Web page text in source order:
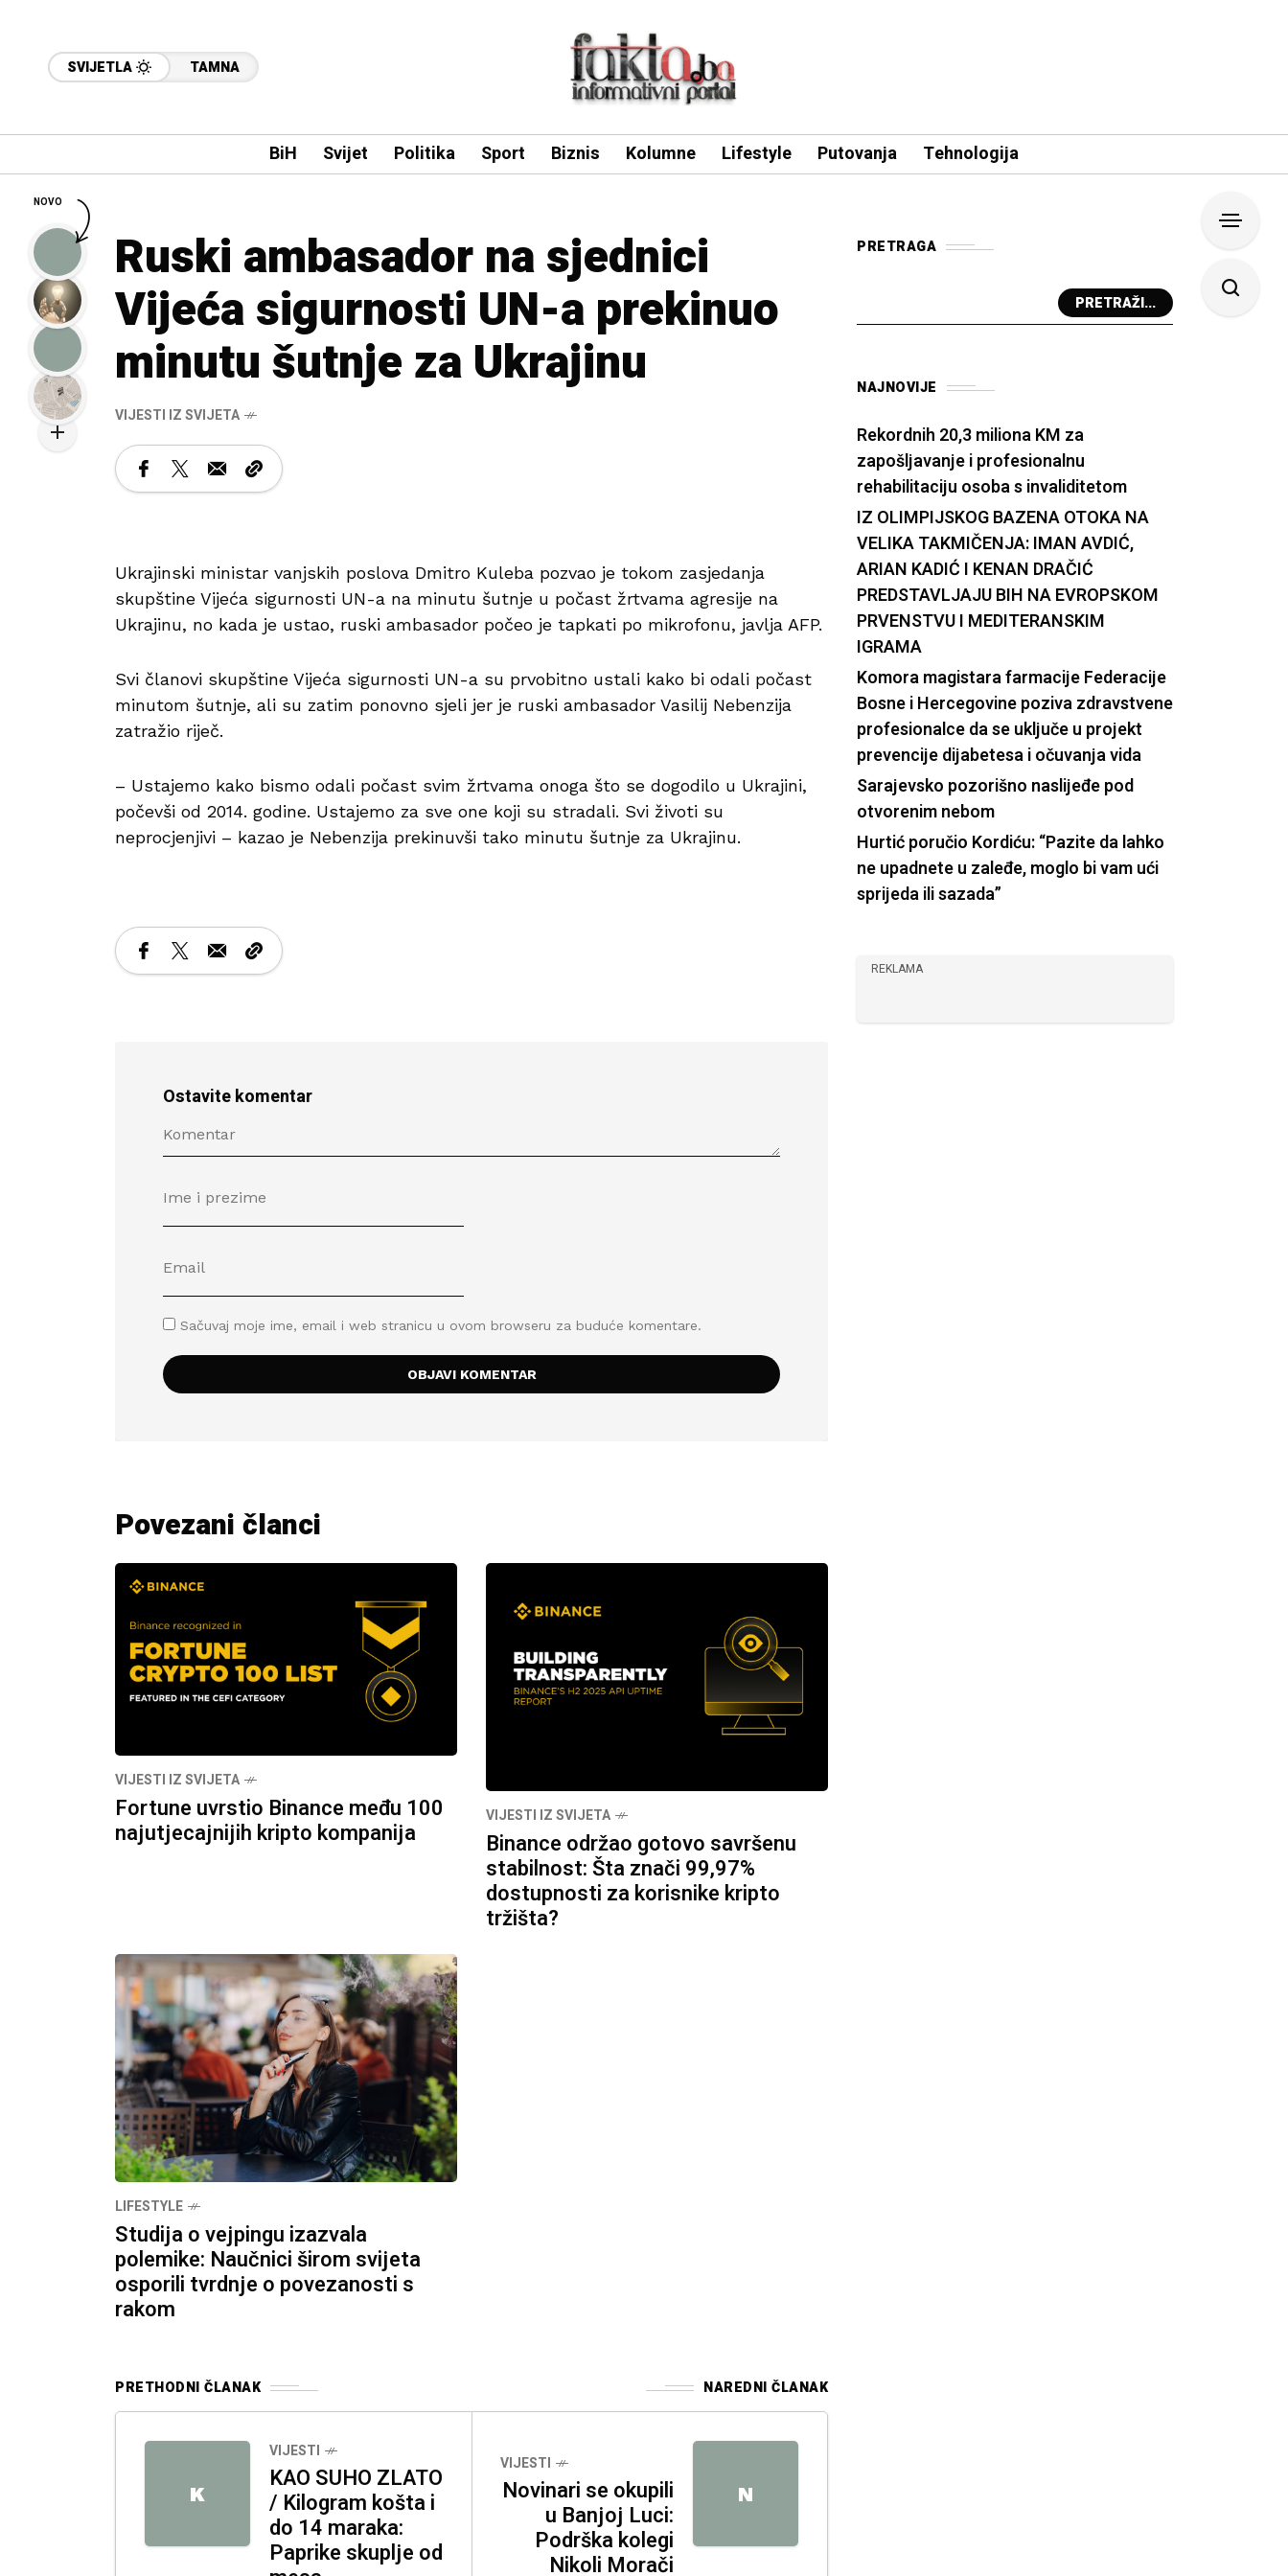
SVIJETLA TAMNA
BiH Svijet Politika Sport Biznis Kolumne Lifestyle Putovanja Tehnologija
Ruski ambasador na sjednici
Vijeća sigurnosti UN-a prekinuo
minutu šutnje za Ukrajinu
VIJESTI IZ SVIJETA
Ukrajinski ministar vanjskih poslova Dmitro Kuleba pozvao je tokom zasjedanja
skupštine Vijeća sigurnosti UN-a na minutu šutnje u počast žrtvama agresije na
Ukrajinu, no kada je ustao, ruski ambasador počeo je tapkati po mikrofonu, javlja AFP.
Svi članovi skupštine Vijeća sigurnosti UN-a su prvobitno ustali kako bi odali počast
minutom šutnje, ali su zatim ponovno sjeli jer je ruski ambasador Vasilij Nebenzija
zatražio riječ.
– Ustajemo kako bismo odali počast svim žrtvama onoga što se dogodilo u Ukrajini,
počevši od 2014. godine. Ustajemo za sve one koji su stradali. Svi životi su
neprocjenjivi – kazao je Nebenzija prekinuvši tako minutu šutnje za Ukrajinu.
Ostavite komentar
Sačuvaj moje ime, email i web stranicu u ovom browseru za buduće komentare.
Povezani članci
VIJESTI IZ SVIJETA
Fortune uvrstio Binance među 100
najutjecajnijih kripto kompanija
VIJESTI IZ SVIJETA
Binance održao gotovo savršenu
stabilnost: Šta znači 99,97%
dostupnosti za korisnike kripto
tržišta?
LIFESTYLE
Studija o vejpingu izazvala
polemike: Naučnici širom svijeta
osporili tvrdnje o povezanosti s
rakom
PRETHODNI ČLANAK NAREDNI ČLANAK
K
VIJESTI
KAO SUHO ZLATO
/ Kilogram košta i
do 14 maraka:
Paprike skuplje od
N
VIJESTI
Novinari se okupili
u Banjoj Luci:
Podrška kolegi
Nikoli Morači
PRETRAGA
PRETRAŽI...
NAJNOVIJE
Rekordnih 20,3 miliona KM za
zapošljavanje i profesionalnu
rehabilitaciju osoba s invaliditetom
IZ OLIMPIJSKOG BAZENA OTOKA NA
VELIKA TAKMIČENJA: IMAN AVDIĆ,
ARIAN KADIĆ I KENAN DRAČIĆ
PREDSTAVLJAJU BIH NA EVROPSKOM
PRVENSTVU I MEDITERANSKIM
IGRAMA
Komora magistara farmacije Federacije
Bosne i Hercegovine poziva zdravstvene
profesionalce da se uključe u projekt
prevencije dijabetesa i očuvanja vida
Sarajevsko pozorišno naslijeđe pod
otvorenim nebom
Hurtić poručio Kordiću: “Pazite da lahko
ne upadnete u zaleđe, moglo bi vam ući
sprijeda ili sazada”
REKLAMA
NOVO